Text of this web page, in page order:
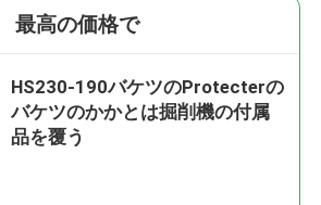
最高の価格で
HS230-190バケツのProtecterの
バケツのかかとは掘削機の付属
品を覆う